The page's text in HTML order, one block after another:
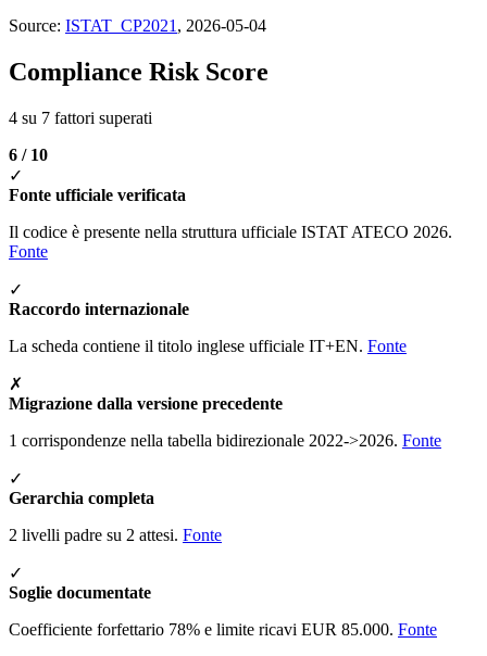
Source: ISTAT_CP2021 , 2026-05-04
Compliance Risk Score
4 su 7 fattori superati
6 / 10
✓
Fonte ufficiale verificata
Il codice è presente nella struttura ufficiale ISTAT ATECO 2026.
Fonte
✓
Raccordo internazionale
La scheda contiene il titolo inglese ufficiale IT+EN. Fonte
✗
Migrazione dalla versione precedente
1 corrispondenze nella tabella bidirezionale 2022->2026. Fonte
✓
Gerarchia completa
2 livelli padre su 2 attesi. Fonte
✓
Soglie documentate
Coefficiente forfettario 78% e limite ricavi EUR 85.000. Fonte